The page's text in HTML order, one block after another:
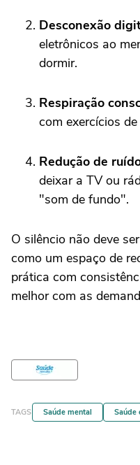
Desconexão
eletrônicos ao
dormir.
Respiração
com exercícios
Redução de
deixar a TV ou
"som de fundo".
O silêncio não deve
como um espaço de
prática com
melhor com as
TAGS Saúde mental Saúde